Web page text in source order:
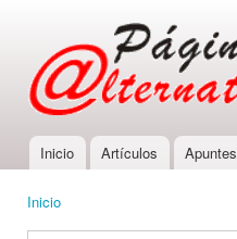
Main menu
Inicio Artículos Apuntes
Inicio